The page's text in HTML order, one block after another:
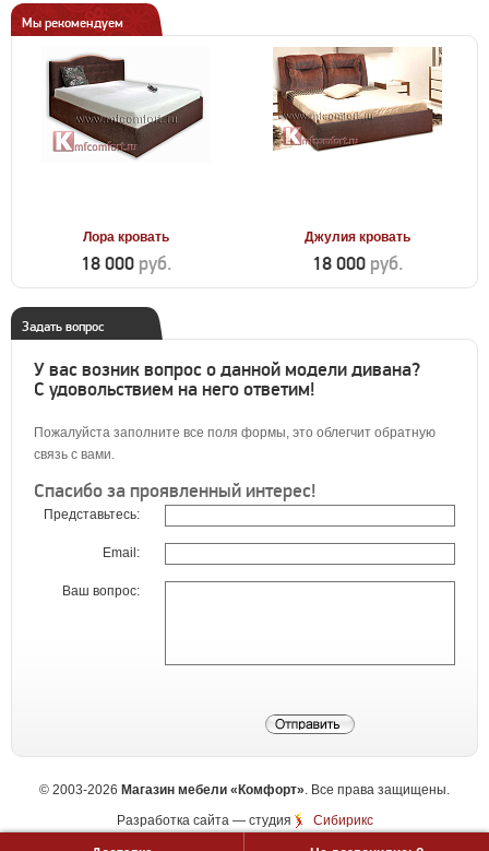
Мы рекомендуем
Лора кровать
18 000 руб.
Джулия кровать
18 000 руб.
Задать вопрос
У вас возник вопрос о данной модели дивана?
С удовольствием на него ответим!
Пожалуйста заполните все поля формы, это облегчит обратную
связь с вами.
Спасибо за проявленный интерес!
Представьтесь:
Email:
Ваш вопрос:
© 2003-2026 Магазин мебели «Комфорт». Все права защищены.
Разработка сайта— студия Сибирикс